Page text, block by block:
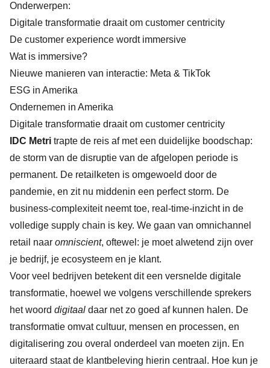
Onderwerpen:
Digitale transformatie draait om customer centricity
De customer experience wordt immersive
Wat is immersive?
Nieuwe manieren van interactie: Meta & TikTok
ESG in Amerika
Ondernemen in Amerika
Digitale transformatie draait om customer centricity
IDC Metri trapte de reis af met een duidelijke boodschap:
de storm van de disruptie van de afgelopen periode is
permanent. De retailketen is omgewoeld door de
pandemie, en zit nu middenin een perfect storm. De
business-complexiteit neemt toe, real-time-inzicht in de
volledige supply chain is key. We gaan van omnichannel
retail naar omniscient, oftewel: je moet alwetend zijn over
je bedrijf, je ecosysteem en je klant.
Voor veel bedrijven betekent dit een versnelde digitale
transformatie, hoewel we volgens verschillende sprekers
het woord digitaal daar net zo goed af kunnen halen. De
transformatie omvat cultuur, mensen en processen, en
digitalisering zou overal onderdeel van moeten zijn. En
uiteraard staat de klantbeleving hierin centraal. Hoe kun je